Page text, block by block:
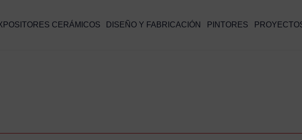
CERÁMICOS DISEÑO Y FABRICACIÓN PINTORES